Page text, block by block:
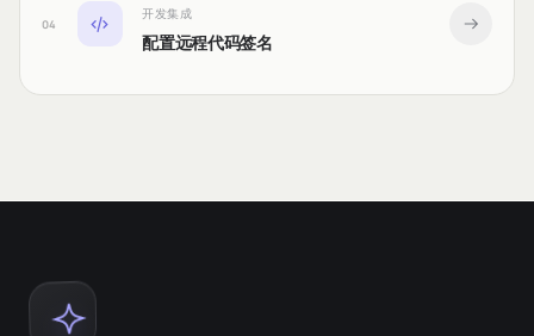
04
开发集成
配置远程代码签名